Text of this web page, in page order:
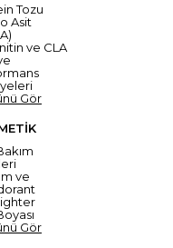
Tozu
Asit
ve CLA
Gör
ve
Gör